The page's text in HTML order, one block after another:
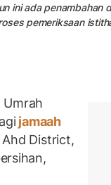
ini ada penambahan
pemeriksaan
Umrah
jamaah
Ahd District,